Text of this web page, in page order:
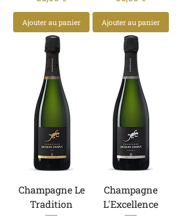
Ajouter au panier Ajouter au panier
Champagne Le
Tradition
Champagne
L'Excellence